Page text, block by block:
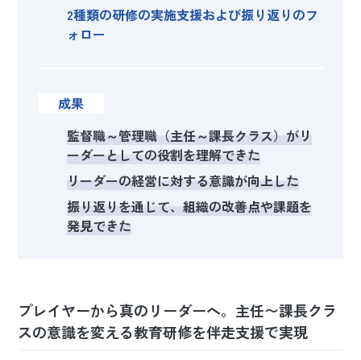
2種類の研修の実施支援および振り返りのフ
ォロー
成果
監督職～管理職（主任～課長クラス）がリ
ーダーとしての役割を理解できた
リーダーの経営に対する意識が向上した
振り返りを通じて、組織の改善点や課題を
発見できた
プレイヤーから真のリーダーへ。主任〜課長クラ
スの意識を変える教育研修を伴走支援で実現